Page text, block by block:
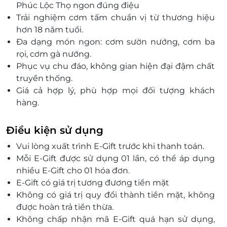
119 Phú Lợi, Thủ Dầu Một, Bình Dương
728 Huỳnh Tấn Phát, P. Tân Phú, Quận 7, Hồ Chí
Minh
223 Nguyễn Thị Thập, P. Tân Phú, Quận 7, Hồ Chí
Minh
171 Nguyễn Văn Quá, P. Tân Hưng Thuận, Quận 12, Hồ
Chí Minh
152 Huỳnh Thiện Lộc, P. Hòa Thạnh, Quận Tân Phú,
Hồ Chí Minh
Thủ Đức, Hồ Chí Minh
353 Sư Vạn Hạnh, phường 12, Quận 10, Hồ Chí Minh
05 Vườn Lài, P. Phú Thọ Hòa, Quận Tân Phú, Hồ Chí
Minh
539 Phan Văn Trị, P. 5, Quận Gò Vấp, Hồ Chí Minh
12/6 Tô Ký, Tổ 6, KP3 P. Tân Chánh Hiệp, Quận 12, Hồ
Chí Minh
743-745 Kha Vạn Cân, P. Linh Tây, Thủ Đức, Hồ Chí
Phúc Lộc Thọ ngon đúng điệu
Trải nghiệm cơm tấm chuẩn vị từ thương hiệu
hơn 18 năm tuổi.
Đa dạng món ngon: cơm sườn nướng, cơm ba
rọi, cơm gà nướng.
Phục vụ chu đáo, không gian hiện đại đậm chất
truyền thống.
Giá cả hợp lý, phù hợp mọi đối tượng khách
hàng.
thân.
Sử dụng dễ dàng với thẻ quà tặng LifeLink tiện
lợi.
Mang đến trải nghiệm ẩm thực tuyệt vời tại Sài
Gòn.
Điều kiện sử dụng
Vui lòng xuất trình E-Gift trước khi thanh toán.
Mỗi E-Gift được sử dụng 01 lần, có thể áp dụng
nhiều E-Gift cho 01 hóa đơn.
E-Gift có giá trị tương đương tiền mặt
Không có giá trị quy đổi thành tiền mặt, không
được hoàn trả tiền thừa.
Không chấp nhận mã E-Gift quá hạn sử dụng,